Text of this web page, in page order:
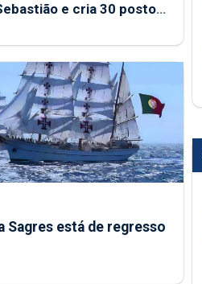
e cria 30 postos
Sagres está de regresso